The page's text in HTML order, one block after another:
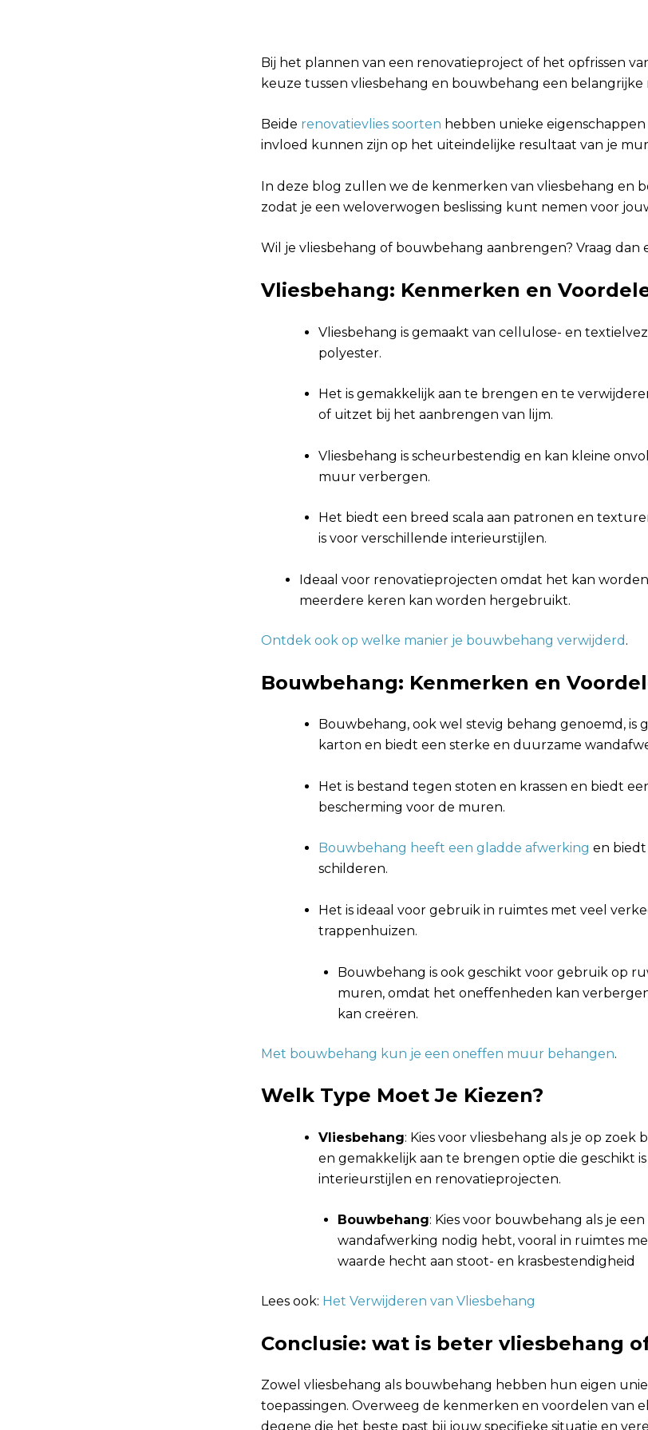
Bij het plannen van een renovatieproject of het opfrissen
keuze tussen vliesbehang en bouwbehang een belangrijke
Beide renovatievlies soorten hebben unieke
invloed kunnen zijn op het uiteindelijke resultaat van je
In deze blog zullen we de kenmerken van vliesbehang en
zodat je een weloverwogen beslissing kunt nemen voor
Wil je vliesbehang of bouwbehang aanbrengen? Vraag dan
Vliesbehang: Kenmerken en
Vliesbehang is gemaakt van cellulose- en
polyester.
Het is gemakkelijk aan te brengen en te
of uitzet bij het aanbrengen van lijm.
Vliesbehang is scheurbestendig en kan kleine
muur verbergen.
Het biedt een breed scala aan patronen en
is voor verschillende interieurstijlen.
Ideaal voor renovatieprojecten omdat het kan
meerdere keren kan worden hergebruikt.
Ontdek ook op welke manier je bouwbehang verwijderd .
Bouwbehang: Kenmerken en
Bouwbehang, ook wel stevig behang genoemd, is
karton en biedt een sterke en duurzame
Het is bestand tegen stoten en krassen en biedt
bescherming voor de muren.
Bouwbehang heeft een gladde afwerking en biedt
schilderen.
Het is ideaal voor gebruik in ruimtes met veel
trappenhuizen.
Bouwbehang is ook geschikt voor gebruik op
muren, omdat het oneffenheden kan
kan creëren.
Met bouwbehang kun je een oneffen muur behangen.
Welk Type Moet Je Kiezen?
Vliesbehang: Kies voor vliesbehang als je op zoek
en gemakkelijk aan te brengen optie die geschikt
interieurstijlen en renovatieprojecten.
Bouwbehang: Kies voor bouwbehang als je
wandafwerking nodig hebt, vooral in ruimtes
waarde hecht aan stoot- en krasbestendigheid
Lees ook: Het Verwijderen van Vliesbehang
Conclusie: wat is beter vliesbehang
Zowel vliesbehang als bouwbehang hebben hun eigen
toepassingen. Overweeg de kenmerken en voordelen van
degene die het beste past bij jouw specifieke situatie en